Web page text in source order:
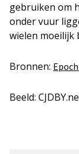
gebruiken om
onder vuur
wielen moeilijk
Bronnen:
Beeld: